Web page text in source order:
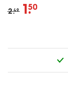
2.49 1.
50